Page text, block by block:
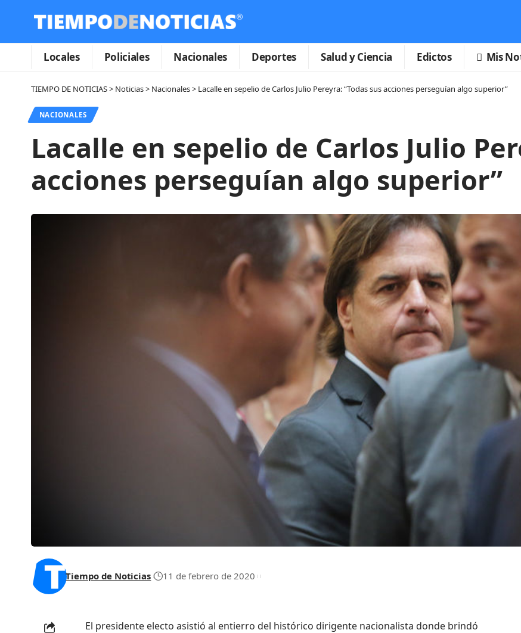
Locales Policiales Nacionales Deportes Salud y Ciencia Edictos Mis
TIEMPO DE NOTICIAS> Noticias> Nacionales> Lacalle en sepelio de Carlos Julio Pereyra: “Todas sus acciones perseguían algo superior”
NACIONALES
Lacalle en sepelio de Carlos Julio
acciones perseguían algo superior”
Tiempo de Noticias 11 de febrero de 2020
El presidente electo asistió al entierro del histórico dirigente nacionalista donde brindó